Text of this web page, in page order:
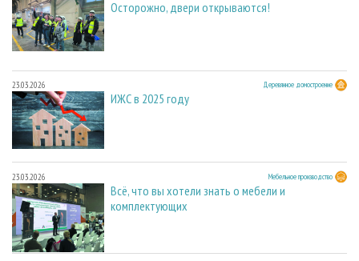
Осторожно, двери открываются!
23.03.2026 Деревянное домостроение
ИЖС в 2025 году
23.03.2026 Мебельное производство
Всё, что вы хотели знать о мебели и
комплектующих